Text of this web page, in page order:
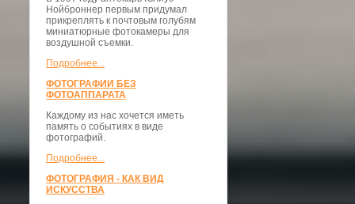
Нойброннер первым придумал
прикреплять к почтовым голубям
миниатюрные фотокамеры для
воздушной съемки.
Подробнее...
ФОТОГРАФИИ БЕЗ
ФОТОАППАРАТА
Каждому из нас хочется иметь
память о событиях в виде
фотографий.
Подробнее...
ФОТОГРАФИЯ - КАК ВИД
ИСКУССТВА